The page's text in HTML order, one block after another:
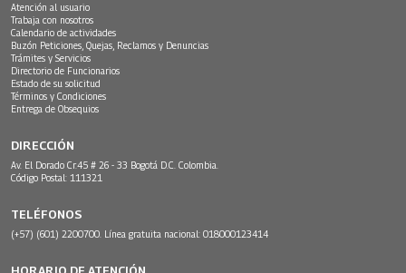
Atención al usuario
Trabaja con nosotros
Calendario de actividades
Buzón Peticiones, Quejas, Reclamos y Denuncias
Trámites y Servicios
Directorio de Funcionarios
Estado de su solicitud
Términos y Condiciones
Entrega de Obsequios
DIRECCIÓN
Av. El Dorado Cr.45 # 26 - 33 Bogotá D.C. Colombia.
Código Postal: 111321
TELÉFONOS
(+57) (601) 2200700. Línea gratuita nacional: 018000123414